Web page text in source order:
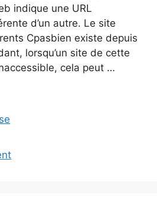
indique une URL
d’un autre. Le site
Cpasbien existe depuis
lorsqu’un site de cette
cela peut …